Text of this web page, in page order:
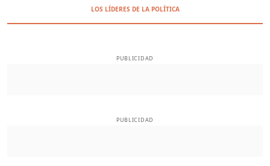
LOS LÍDERES DE LA POLÍTICA
PUBLICIDAD
PUBLICIDAD